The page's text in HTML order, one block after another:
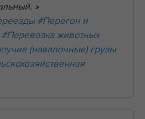
»
#Перегон и
#Перевозка животных
(навалочные) грузы